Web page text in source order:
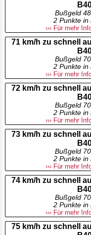
Bußgeld
2 Punkte in
››› Für mehr
71 km/h zu schnell
Bußgeld
2 Punkte in
››› Für mehr
72 km/h zu schnell
Bußgeld
2 Punkte in
››› Für mehr
73 km/h zu schnell
Bußgeld
2 Punkte in
››› Für mehr
74 km/h zu schnell
Bußgeld
2 Punkte in
››› Für mehr
75 km/h zu schnell